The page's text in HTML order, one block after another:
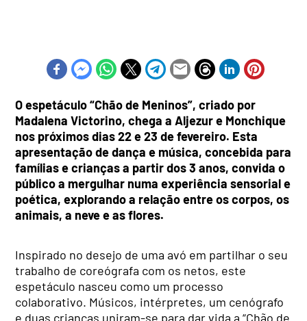
O espetáculo “Chão de Meninos”, criado por
Madalena Victorino, chega a Aljezur e Monchique
nos próximos dias 22 e 23 de fevereiro. Esta
apresentação de dança e música, concebida para
famílias e crianças a partir dos 3 anos, convida o
público a mergulhar numa experiência sensorial e
poética, explorando a relação entre os corpos, os
animais, a neve e as flores.
Inspirado no desejo de uma avó em partilhar o seu
trabalho de coreógrafa com os netos, este
espetáculo nasceu como um processo
colaborativo. Músicos, intérpretes, um cenógrafo
e duas crianças uniram-se para dar vida a “Chão de